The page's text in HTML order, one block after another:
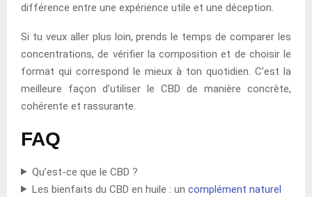
différence entre une expérience utile et une déception.
Si tu veux aller plus loin, prends le temps de comparer les
concentrations, de vérifier la composition et de choisir le
format qui correspond le mieux à ton quotidien. C’est la
meilleure façon d’utiliser le CBD de manière concrète,
cohérente et rassurante.
FAQ
Qu’est-ce que le CBD ?
Les bienfaits du CBD en huile : un complément naturel